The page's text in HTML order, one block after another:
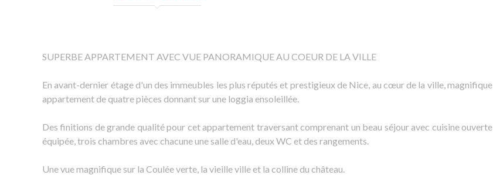
SUPERBE APPARTEMENT AVEC VUE PANORAMIQUE AU COEUR DE LA VILLE
En avant-dernier étage d'un des immeubles les plus réputés et prestigieux de Nice, au cœur de la ville, magnifique
appartement de quatre pièces donnant sur une loggia ensoleillée.
Des finitions de grande qualité pour cet appartement traversant comprenant un beau séjour avec cuisine ouverte
équipée, trois chambres avec chacune une salle d'eau, deux WC et des rangements.
Une vue magnifique sur la Coulée verte, la vieille ville et la colline du château.